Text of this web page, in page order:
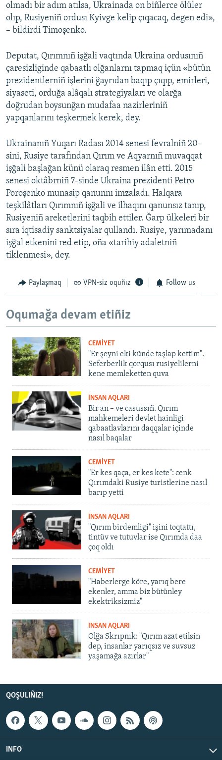
olmadı bir adım atılsa, Ukrainada on biñlerce ölüler
olıp, Rusiyeniñ ordusı Kyivge kelip çıqacaq, degen edi»,
– bildirdi Timoşenko.
Deputat, Qırımnıñ işğali vaqtında Ukraina ordusınıñ
çaresizliginde qabaatlı olğanlarnı tapmaq içün «bütün
prezidentlerniñ işlerini ğayrıdan baqıp çıqıp, emirleri,
siyaseti, orduğa alâqalı strategiyaları ve olarğa
doğrudan boysunğan mudafaa nazirleriniñ
yapqanlarını teşkermek kerek, dey.
Ukrainanıñ Yuqarı Radası 2014 senesi fevralniñ 20-
sini, Rusiye tarafından Qırım ve Aqyarnıñ muvaqqat
işğali başlağan künü olaraq resmen ilân etti. 2015
senesi oktâbrniñ 7-sinde Ukraina prezidenti Petro
Poroşenko munasip qanunnı imzaladı. Halqara
teşkilâtları Qırımnıñ işğali ve ilhaqını qanunsız tanıp,
Rusiyeniñ areketlerini taqbih ettiler. Ğarp ülkeleri bir
sıra iqtisadiy sanktsiyalar qullandı. Rusiye, yarımadanı
işğal etkenini red etip, oña «tarihiy adaletniñ
tiklenmesi», dey.
Paylaşmaq VPN-siz oquñız Follow us
Oqumağa devam etiñiz
CEMİYET
"Er şeyni eki künde taşlap kettim".
Seferberlik qorqusı rusiyelilerni
kene memleketten quva
İNSAN AQLARI
Bir an – ve casussıñ. Qırım
mahkemeleri devlet hainligi
qabaatlavlarını daqqalar içinde
nasıl baqalar
CEMİYET
"Er kes qaça, er kes kete": cenk
Qırımdaki Rusiye turistlerine nasıl
barıp yetti
İNSAN AQLARI
"Qırım birdemligi" işini toqtattı,
tintüv ve tutuvlar ise Qırımda daa
çoq oldı
CEMİYET
"Haberlerge köre, yarıq bere
ekenler, amma biz bütünley
ekektriksizmiz"
İNSAN AQLARI
Olğa Skrıpnık: "Qırım azat etilsin
dep, insanlar yarıqsız ve suvsuz
yaşamağa azırlar"
QOŞULIÑIZ!
INFO